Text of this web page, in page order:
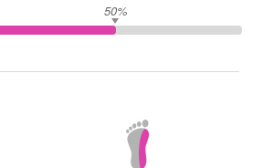
50%